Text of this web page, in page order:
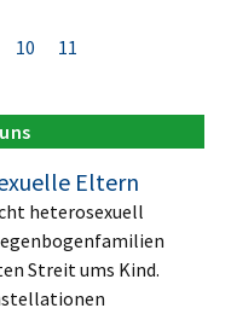
10 11
Eltern
heterosexuell
Streit ums Kind.